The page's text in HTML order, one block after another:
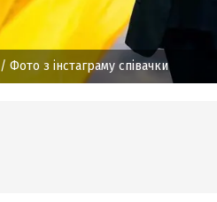
/ Фото з інстаграму співачки